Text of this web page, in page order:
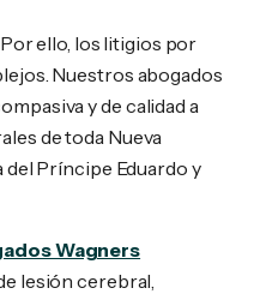
ello, los litigios por
Nuestros abogados
y de calidad a
de toda Nueva
del Príncipe Eduardo y
Wagners
lesión cerebral,